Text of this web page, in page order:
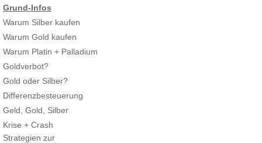
Grund-Infos
Warum Silber kaufen
Warum Gold kaufen
Warum Platin + Palladium
Goldverbot?
Gold oder Silber?
Differenzbesteuerung
Geld, Gold, Silber
Krise + Crash
Strategien zur